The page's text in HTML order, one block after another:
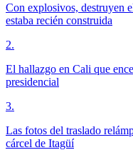
Con explosivos, destruyen
estaba recién construida
2.
El hallazgo en Cali que
presidencial
3.
Las fotos del traslado
cárcel de Itagüí